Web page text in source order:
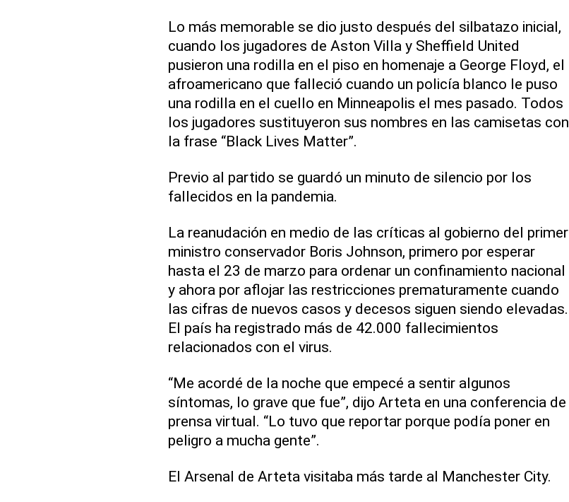
Lo más memorable se dio justo después del silbatazo inicial,
cuando los jugadores de Aston Villa y Sheffield United
pusieron una rodilla en el piso en homenaje a George Floyd, el
afroamericano que falleció cuando un policía blanco le puso
una rodilla en el cuello en Minneapolis el mes pasado. Todos
los jugadores sustituyeron sus nombres en las camisetas con
la frase “Black Lives Matter”.
Previo al partido se guardó un minuto de silencio por los
fallecidos en la pandemia.
La reanudación en medio de las críticas al gobierno del primer
ministro conservador Boris Johnson, primero por esperar
hasta el 23 de marzo para ordenar un confinamiento nacional
y ahora por aflojar las restricciones prematuramente cuando
las cifras de nuevos casos y decesos siguen siendo elevadas.
El país ha registrado más de 42.000 fallecimientos
relacionados con el virus.
“Me acordé de la noche que empecé a sentir algunos
síntomas, lo grave que fue”, dijo Arteta en una conferencia de
prensa virtual. “Lo tuvo que reportar porque podía poner en
peligro a mucha gente”.
El Arsenal de Arteta visitaba más tarde al Manchester City.